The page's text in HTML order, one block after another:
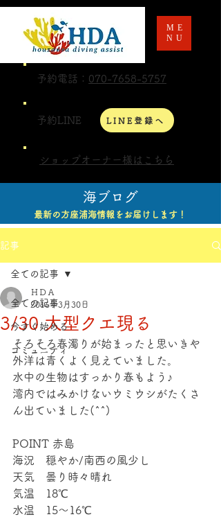
予約電話： 070-7658-5757
予約LINE LINE登録へ
ショップオーナー様はこちら
ME
NU
海ブログ
最新の方座浦海情報をお届けします！
記事
全ての記事
今すぐ始める
コミュニティ
全ての記事
3/30 大型クエ現る
ＨＤＡ
2016年3月30日
そろそろ春濁りが始まったと思いきや
外洋は青くよく見えていました。
水中の生物はすっかり春もよう♪
湾内ではみかけないウミウシがたくさ
ん出ていました(^^)
POINT 赤島
海況　穏やか/南西の風少し
天気　曇り時々晴れ
気温　18℃
水温　15～16℃